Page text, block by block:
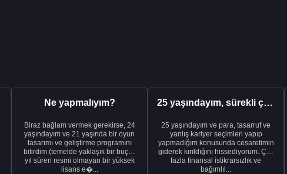
Ne yapmalıyım?
Biraz bağlam vermek gerekirse, 24
yaşındayım ve 21 yaşında bir oyun
tasarımı ve geliştirme programını
bitirdim (temelde yaklaşık bir buçuk
yıl süren resmi olmayan bir yüksek
lisans e�...
25 yaşındayım, sürekli çalışıyorum ve hâlâ maddi a...
25 yaşındayım ve para, tasarruf ve
yanlış kariyer seçimleri yapıp
yapmadığım konusunda cesaretimin
giderek kırıldığını hissediyorum. Çok
fazla finansal istikrarsızlık ve
bağımlıl...